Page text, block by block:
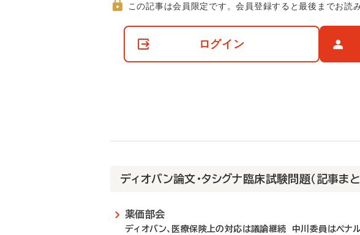
て
この記事は会員限定です。会員登録すると最後までお読
ログイン
ディオバン論文・タシグナ臨床試験問題（記事ま
薬価部会
ディオバン、医療保険上の対応は議論継続 中川委員はペナ